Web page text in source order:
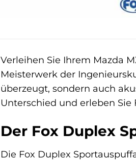
Verleihen Sie Ihrem Mazda
Meisterwerk der
überzeugt, sondern auch
Unterschied und erleben Sie
Der Fox Duplex
Die Fox Duplex